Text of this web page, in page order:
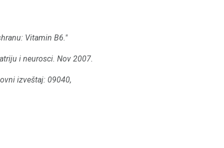
Vitamin B6."
i neurosci. Nov 2007.
izveštaj: 09040,